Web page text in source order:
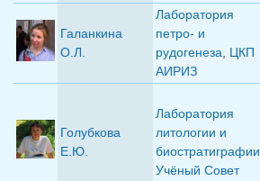
Галанкина
О.Л.
Лаборатория
петро- и
рудогенеза, ЦКП
АИРИЗ
Голубкова
Е.Ю.
Лаборатория
литологии и
биостратиграфии
Учёный Совет